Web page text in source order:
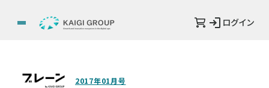
ログイン
2017年01月号